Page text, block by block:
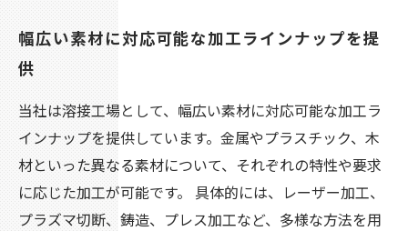
幅広い素材に対応可能な加工ラインナップを提
供
当社は溶接工場として、幅広い素材に対応可能な加工ラ
インナップを提供しています。金属やプラスチック、木
材といった異なる素材について、それぞれの特性や要求
に応じた加工が可能です。 具体的には、レーザー加工、
プラズマ切断、鋳造、プレス加工など、多様な方法を用